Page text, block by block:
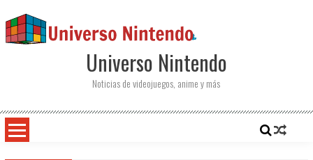
Universo Nintendo
Noticias de videojuegos, anime y más